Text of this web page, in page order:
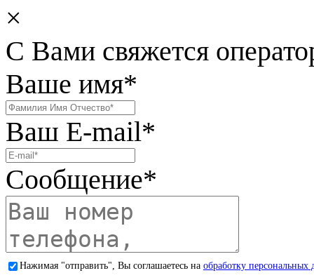
×
С Вами свяжется
Ваше имя*
Ваш E-mail*
Сообщение*
Нажимая "отправить", Вы соглашаетесь на обработку персональных